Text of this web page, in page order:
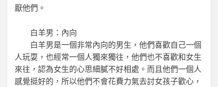
厭他們。
白羊男：內向
白羊男是一個非常內向的男生，他們喜歡自己一個
人玩耍，也經常一個人獨來獨往，他們也不喜歡和女生
來往，認為女生的心思細膩不好相處。而且他們一個人
感覺挺好的，所以他們不會花費力氣去討女孩子歡心，